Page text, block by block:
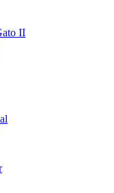
II